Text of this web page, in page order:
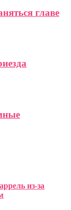
главе
из-за